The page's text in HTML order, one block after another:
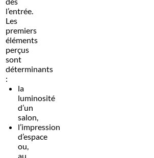
l’entrée.
Les
premiers
éléments
perçus
sont
déterminants
:
la
luminosité
d’un
salon,
l’impression
d’espace
ou,
au